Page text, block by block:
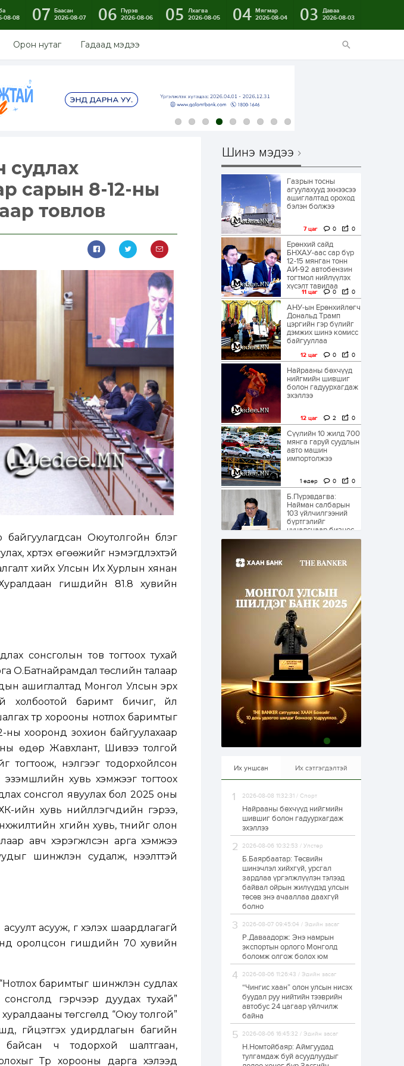
08-08
07 Баасан
2026-08-07
06 Пүрэв
2026-08-06
05
Лхагва
2026-08-05
04 Мягмар
2026-08-04
03
Даваа
2026-08-03
Орон нутаг Гадаад мэдээ
судлах
сарын 8-12-ны
товлов
Оюутолгойн бүлэг
хүртэх өгөөжийг нэмэгдүүлэхтэй
хийх Улсын Их Хурлын хянан
гишүүдийн 81.8 хувийн
сонсголын тов тогтоох тухай
О.Батнайрамдал төслийн талаар
ашиглалтад Монгол Улсын эрх
холбоотой баримт бичиг, үйл
түр хорооны нотлох баримтыг
хооронд зохион байгуулахаар
ны өдөр Жавхлант, Шивээ толгой
үнэлгээг тодорхойлсон
хувь хэмжээг тогтоох
сонсгол явуулах бол 2025 оны
ийн хувь нийлүүлэгчдийн гэрээ,
хүүгийн хувь, түүнийг олон
авч хэрэгжүүлсэн арга хэмжээ
шинжлэн судалж, нээлттэй
асууж, үг хэлэх шаардлагагүй
оролцсон гишүүдийн 70 хувийн
“Нотлох баримтыг шинжлэн судлах
гэрчээр дуудах тухай”
төгсгөлд “Оюу толгой”
гүйцэтгэх удирдлагын багийн
байсан ч тодорхой шалтгаан,
Түр хорооны дарга хэлээд
Шинэ мэдээ
Газрын тосны
агуулахууд эхнээсээ
ашиглалтад ороход
бэлэн болжээ
7 цаг 0 0
Ерөнхий сайд
БНХАУ-аас сар бүр
12-15 мянган тонн
АИ-92 автобензин
тогтмол нийлүүлэх
хүсэлт тавилаа
11 цаг 0 0
АНУ-ын Ерөнхийлөгч
Дональд Трамп
цэргийн гэр бүлийг
дэмжих шинэ комисс
байгууллаа
12 цаг 0 0
Найрааны бөхчүүд
нийгмийн шившиг
болон гадуурхагдаж
эхэллээ
12 цаг 2 0
Сүүлийн 10 жилд 700
мянга гаруй суудлын
авто машин
импортолжээ
1 өдөр 0 0
Б.Пүрэвдагва:
Найман салбарын
103 үйлчилгээний
бүртгэлийг
цуцалснаар бизнес
эрхлэхэд таатай...
Долдугаар сард
709.503 зөрчил
1 өдөр 0 0
Цалинтай ээжийн 50
мянган төгрөгийн
тэтгэмжийг 500
мянгад хүргэх
өргөдөлд санал авч
эхэлжээ
1 өдөр 2 0
Б.Түмэн-Өлзий: Олон
улсад хуримтлуулсан
мэдлэг, туршлагаа эх
орныхоо хөгжилд
зориулна
Алтны үнэ дөрвөн
өсөж байна
1 өдөр
Худалдагч
Н.Амарзаяа:
хуудастай өрийн
дэвтэр долоо хоногт
1 өдөр
Б.Хулан дэлхийн
аварга боллоо
1 өдөр 0
Р.Даваадорж: Энэ
намрын экспортын
орлого Монголд
боломж олгож болох
юм
1 өдөр 0 2
Автомашины улсын
дугаар сондгой
өнөөдөр шатахуун
авна
1 өдөр 0
Их уншсан Их сэтгэгдэлтэй
2026-08-08 11:32:31 / Спорт
Найрааны бөхчүүд нийгмийн
шившиг болон гадуурхагдаж
эхэллээ
2026-08-06 10:32:53 / Улстөр
Б.Баярбаатар: Төсвийн
шинэчлэл хийхгүй, урсгал
зардлаа үргэлжлүүлэн тэлээд
байвал ойрын жилүүдэд улсын
төсөв энэ ачааллаа даахгүй
болно
2026-08-07 09:45:04 / Эдийн засаг
Р.Даваадорж: Энэ намрын
экспортын орлого Монголд
боломж олгож болох юм
2026-08-06 11:26:43 / Эдийн засаг
“Чингис хаан” олон улсын нисэх
буудал руу нийтийн тээврийн
автобус 24 цагаар үйлчилж
байна
2026-08-06 16:45:32 / Эдийн засаг
Н.Номтойбаяр: Аймгуудад
тулгамдаж буй асуудлуудыг